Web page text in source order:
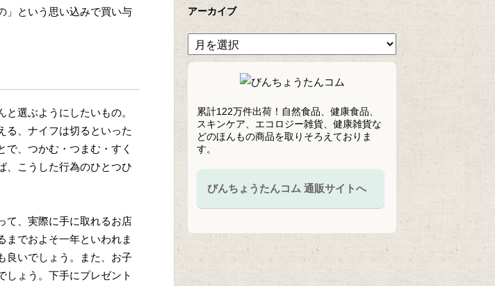
」という思い込みで買い与
選ぶようにしたいもの。
る、ナイフは切るといった
、つかむ・つまむ・すく
、こうした行為のひとつひ
て、実際に手に取れるお店
までおよそ一年といわれま
良いでしょう。また、お子
しょう。下手にプレゼント
アーカイブ
累計122万件出荷！自然食品、健康食品、
スキンケア、エコロジー雑貨、健康雑貨な
どのほんもの商品を取りそろえておりま
す。
びんちょうたんコム 通販サイトへ